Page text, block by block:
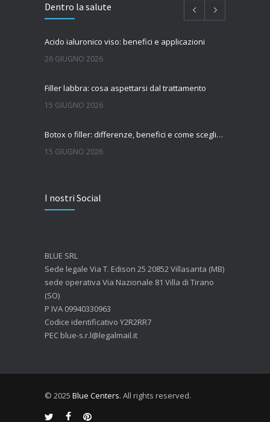
Dentro la salute
Acido ialuronico viso: benefici e applicazioni
26 GIUGNO 2026
Filler labbra: cosa aspettarsi dal trattamento
15 GIUGNO 2026
Botox o filler: differenze, benefici e come scegliere il trattamento più adatto
15 GIUGNO 2026
7 GIUGNO 2026
I nostri Social
BLUE SRL
Sede legale Via T. Edison 25 20852 Villasanta (MB)
sede operativa Via Nazionale 81 Villa di Tirano
(SO)
P IVA 09940330963
Codice identificativo Y2R2RR7
PEC blue-s.r.l@legalmail.it
© 2025 Blue Centers. All rights reserved.